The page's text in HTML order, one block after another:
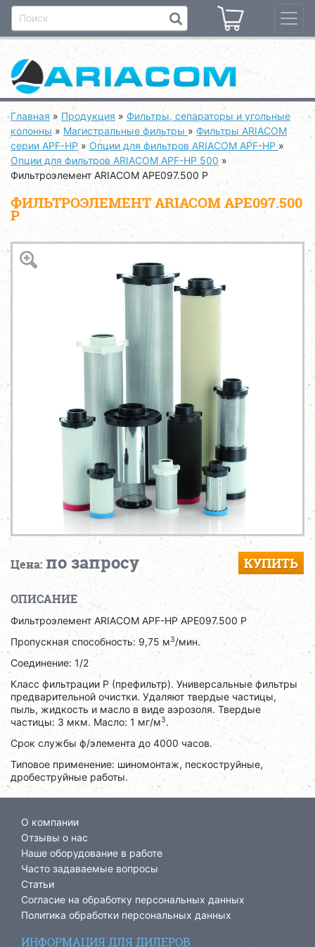
Главная » Продукция » Фильтры, сепараторы и угольные
колонны » Магистральные фильтры » Фильтры ARIACOM
серии APF-HP » Опции для фильтров ARIACOM APF-HP »
Опции для фильтров ARIACOM APF-HP 500 »
Фильтроэлемент ARIACOM APE097.500 P
ФИЛЬТРОЭЛЕМЕНТ ARIACOM APE097.500
P
Цена: по запросу КУПИТЬ
ОПИСАНИЕ
Фильтроэлемент ARIACOM APF-HP APE097.500 P
Пропускная способность: 9,75 м3/мин.
Соединение: 1/2
Класс фильтрации P (префильтр). Универсальные фильтры
предварительной очистки. Удаляют твердые частицы,
пыль, жидкость и масло в виде аэрозоля. Твердые
частицы: 3 мкм. Масло: 1 мг/м3.
Срок службы ф/элемента до 4000 часов.
Типовое применение: шиномонтаж, пескоструйные,
дробеструйные работы.
О компании
Отзывы о нас
Наше оборудование в работе
Часто задаваемые вопросы
Статьи
Согласие на обработку персональных данных
Политика обработки персональных данных
ИНФОРМАЦИЯ ДЛЯ ДИЛЕРОВ